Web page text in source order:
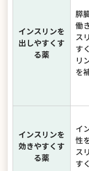
インスリンを
出しやすくす
る薬
膵
働
ス
す
リ
を
インスリンを
効きやすくす
る薬
イ
性
ス
す